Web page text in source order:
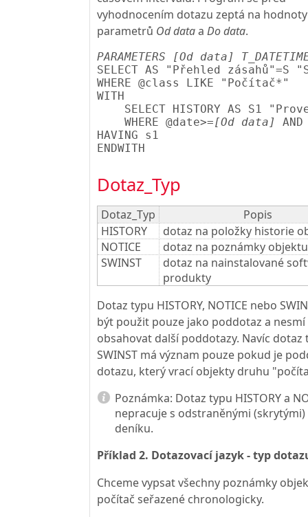
vyhodnocením dotazu zeptá na hodnoty
parametrů Od dataa Do data.
PARAMETERS [Od data]
SELECT AS "Přehled zásahů"=S
WHERE @class LIKE "Počítač*"
WITH
SELECT HISTORY AS S1
    WHERE @date>=
[Od data]
HAVING s1
Dotaz_Typ
Dotaz_Typ
Popis
HISTORY
dotaz na položky historie
NOTICE
dotaz na poznámky objektu
SWINST
dotaz na nainstalované
produkty
Dotaz typu HISTORY, NOTICE nebo
být použit pouze jako poddotaz a nesmí
obsahovat další poddotazy. Navíc dotaz
SWINST má význam pouze pokud je
dotazu, který vrací objekty druhu
Poznámka: Dotaz typu HISTORY a
nepracuje s odstraněnými (skrytými)
deníku.
Příklad 2. Dotazovací jazyk - typ
Chceme vypsat všechny poznámky
počítač seřazené chronologicky.